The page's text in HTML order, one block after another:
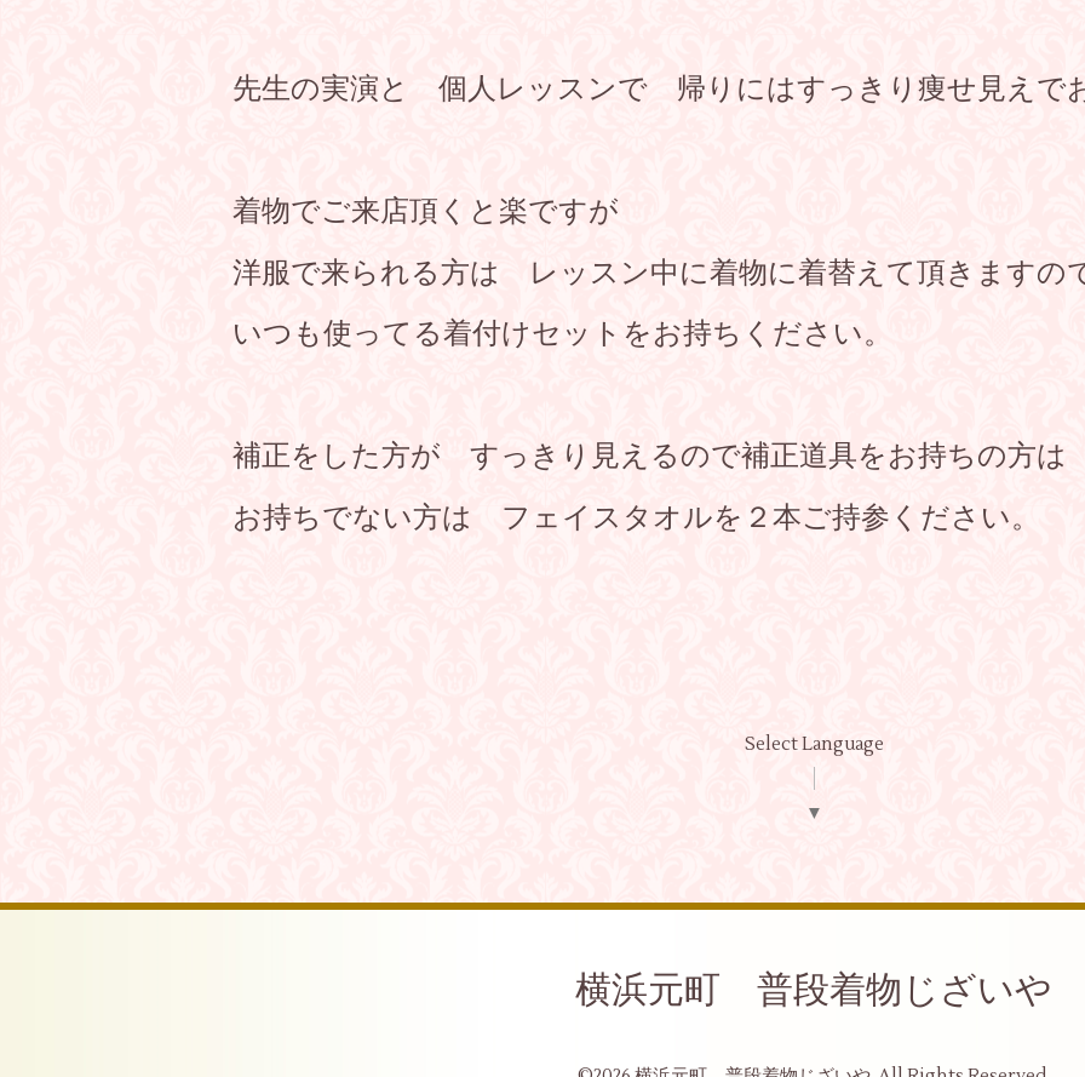
先生の実演と 個人レッスンで 帰りにはすっきり痩せ見えで
着物でご来店頂くと楽ですが
洋服で来られる方は レッスン中に着物に着替えて頂きますの
いつも使ってる着付けセットをお持ちください。
補正をした方が すっきり見えるので補正道具をお持ちの方
お持ちでない方は フェイスタオルを２本ご持参ください。
Select Language
▼
横浜元町 普段着物じざいや